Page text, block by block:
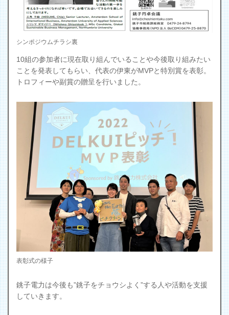
シンポジウムチラシ裏
10組の参加者に現在取り組んでいることや今後取り組みたい
ことを発表してもらい、代表の伊東がMVPと特別賞を表彰。
トロフィーや副賞の贈呈を行いました。
表彰式の様子
銚子電力は今後も”銚子をチョウシよく”する人や活動を支援
していきます。